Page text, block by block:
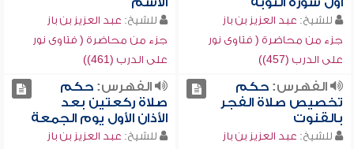
للشيخ: عبد العزيز بن باز
جزء من محاضرة ( فتاوى نور
على الدرب (457))
للشيخ: عبد العزيز بن باز
جزء من محاضرة ( فتاوى نور
على الدرب (461))
الفهرس:حكم
تخصيص صلاة الفجر
بالقنوت
للشيخ: عبد العزيز بن باز
الفهرس:حكم
صلاة ركعتين بعد
الأذان الأول يوم الجمعة
للشيخ: عبد العزيز بن باز